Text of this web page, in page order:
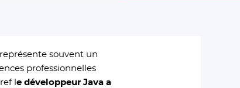
souvent un
professionnelles
le développeur Java a